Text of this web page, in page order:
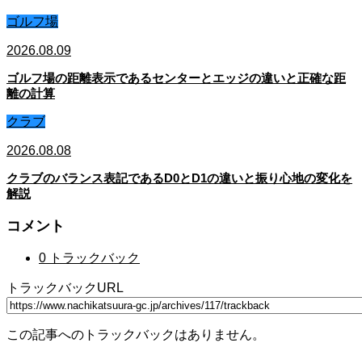
ゴルフ場
2026.08.09
ゴルフ場の距離表示であるセンターとエッジの違いと正確な距
離の計算
クラブ
2026.08.08
クラブのバランス表記であるD0とD1の違いと振り心地の変化を
解説
コメント
0 トラックバック
トラックバックURL
この記事へのトラックバックはありません。